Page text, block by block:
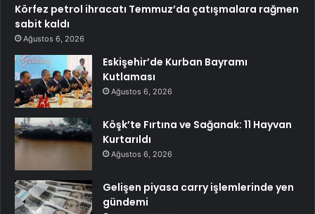
Körfez petrol ihracatı Temmuz’da çatışmalara rağmen
sabit kaldı
Ağustos 6, 2026
Eskişehir’de Kurban Bayramı
Kutlaması
Ağustos 6, 2026
Köşk’te Fırtına ve Sağanak: 11 Hayvan
Kurtarıldı
Ağustos 6, 2026
Gelişen piyasa carry işlemlerinde yen
gündemi